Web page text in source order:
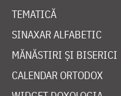
TEMATICĂ
SINAXAR ALFABETIC
MĂNĂSTIRI ȘI BISERICI
CALENDAR ORTODOX